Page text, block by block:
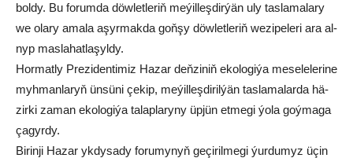
bol­dy. Bu fo­rum­da döw­let­le­riň me­ýil­leş­dir­ýän uly tas­la­ma­la­ry
we ola­ry ama­la aşyr­mak­da goň­şy döw­let­le­riň we­zi­pe­le­ri ara al­
nyp mas­la­hat­la­şyl­dy.
Hor­mat­ly Pre­zi­den­ti­miz Ha­zar deň­zi­niň eko­lo­gi­ýa me­se­le­le­ri­ne
myh­man­la­ryň ün­sü­ni çe­kip, me­ýil­leş­di­ril­ýän tas­la­ma­lar­da hä­
zir­ki za­man eko­lo­gi­ýa ta­lap­la­ry­ny üp­jün et­me­gi ýo­la goý­ma­ga
ça­gyr­dy.
Bi­rin­ji Ha­zar yk­dy­sa­dy fo­ru­my­nyň ge­çi­ril­me­gi ýur­du­myz üçin